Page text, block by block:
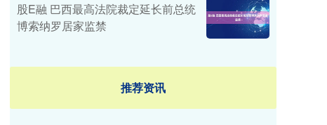
股E融 巴西最高法院裁定延长前总统
博索纳罗居家监禁
推荐资讯